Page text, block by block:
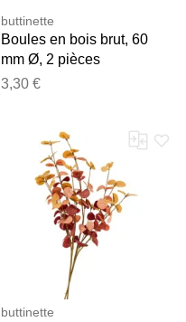
buttinette
Boules en bois brut, 60
mm Ø, 2 pièces
3,30 €
buttinette